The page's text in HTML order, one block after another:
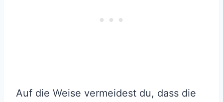
Auf die Weise vermeidest du, dass die